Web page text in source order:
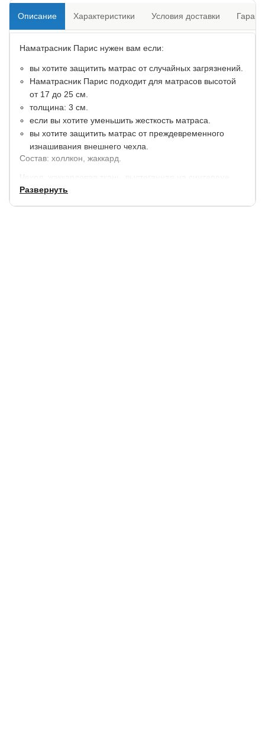
Описание Характеристики Условия доставки
Наматрасник Парис нужен вам если:
вы хотите защитить матрас от случайных загрязнений.
Наматрасник Парис подходит для матрасов высотой
от 17 до 25 см.
толщина: 3 см.
если вы хотите уменьшить жесткость матраса.
вы хотите защитить матрас от преждевременного
изнашивания внешнего чехла.
Состав: холлкон, жаккард.
Чехол: жаккардовая ткань, выстеганная на синтепоне.
Гарантия: 2 года.
Развернуть